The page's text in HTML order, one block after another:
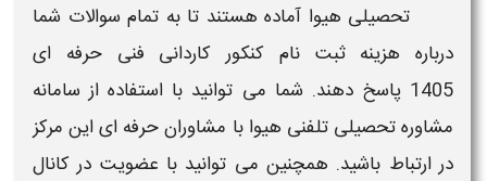
تحصیلی هیوا آماده هستند تا به تمام سوالات شما
درباره هزینه ثبت نام کنکور کاردانی فنی حرفه ای
1405 پاسخ دهند. شما می توانید با استفاده از سامانه
مشاوره تحصیلی تلفنی هیوا با مشاوران حرفه ای این مرکز
در ارتباط باشید. همچنین می توانید با عضویت در کانال